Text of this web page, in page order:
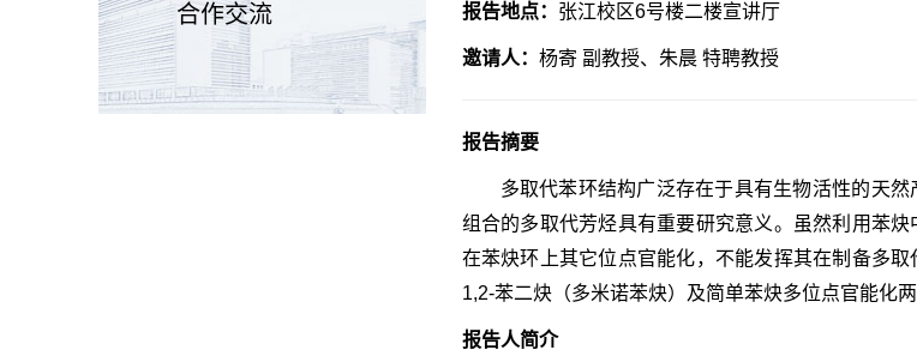
合作交流 报告地点： 张江校区6号楼二楼宣讲厅
邀请人： 杨寄 副教授、朱晨 特聘教授
报告摘要
多取代苯环结构广泛存在于具有生物活性的天
组合的多取代芳烃具有重要研究意义。虽然利用苯
在苯炔环上其它位点官能化，不能发挥其在制备多
1,2-苯二炔（多米诺苯炔）及简单苯炔多位点官能化
报告人简介